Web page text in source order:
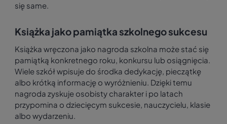
się same.
Książka jako pamiątka szkolnego sukcesu
Książka wręczona jako nagroda szkolna może stać się
pamiątką konkretnego roku, konkursu lub osiągnięcia.
Wiele szkół wpisuje do środka dedykację, pieczątkę
albo krótką informację o wyróżnieniu. Dzięki temu
nagroda zyskuje osobisty charakter i po latach
przypomina o dziecięcym sukcesie, nauczycielu, klasie
albo wydarzeniu.